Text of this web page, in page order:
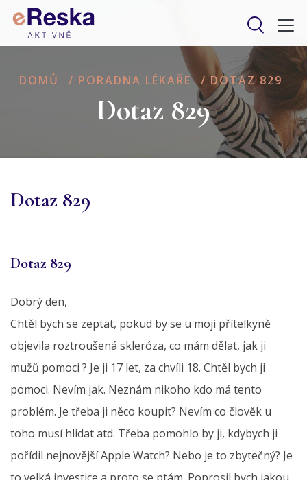
DOMŮ / PORADNA LÉKAŘE / DOTAZ 829
Dotaz 829
Dotaz 829
Dotaz 829
Dobrý den,
Chtěl bych se zeptat, pokud by se u moji přítelkyně
objevila roztroušená skleróza, co mám dělat, jak ji
mužů pomoci ? Je ji 17 let, za chvíli 18. Chtěl bych ji
pomoci. Nevím jak. Neznám nikoho kdo má tento
problém. Je třeba ji něco koupit? Nevím co člověk u
toho musí hlidat atd. Třeba pomohlo by ji, kdybych ji
pořídil nejnovější Apple Watch? Nebo je to zbytečný? Je